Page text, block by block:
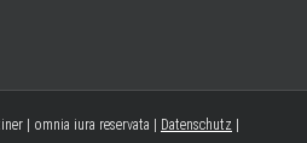
| omnia iura reservata | Datenschutz